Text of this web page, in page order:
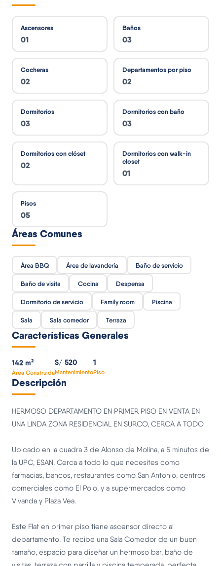
Ascensores
01
Baños
03
Cocheras
02
Departamentos por piso
02
Dormitorios
03
Dormitorios con baño
03
Dormitorios con clóset
02
Dormitorios con walk-in
closet
01
Pisos
05
Áreas Comunes
Área BBQ Área de lavandería Baño de servicio
Baño de visita Cocina Despensa
Dormitorio de servicio Family room Piscina
Sala Sala comedor Terraza
Características Generales
142 m²
Área Construida
S/ 520
Mantenimiento
1
Piso
Descripción
HERMOSO DEPARTAMENTO EN PRIMER PISO EN VENTA EN
UNA LINDA ZONA RESIDENCIAL EN SURCO, CERCA A TODO
Ubicado en la cuadra 3 de Alonso de Molina, a 5 minutos de
la UPC, ESAN. Cerca a todo lo que necesites como
farmacias, bancos, restaurantes como San Antonio, centros
comerciales como El Polo, y a supermercados como
Vivanda y Plaza Vea.
Este Flat en primer piso tiene ascensor directo al
departamento. Te recibe una Sala Comedor de un buen
tamaño, espacio para diseñar un hermoso bar, baño de